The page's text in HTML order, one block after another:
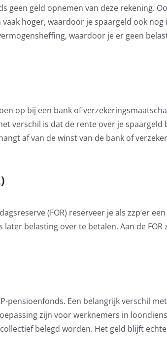
geen geld opnemen van deze rekening.
hoger, waardoor je spaargeld ook nog
waardoor je er geen
op bij een bank of
verschil is dat de rente over je spaargeld
af van de winst van de bank of
(FOR) reserveer je als zzp’er
belasting over te betalen. Aan de FOR
pensioenfonds. Een belangrijk verschil met
zijn voor werknemers in
belegd worden. Het geld blijft